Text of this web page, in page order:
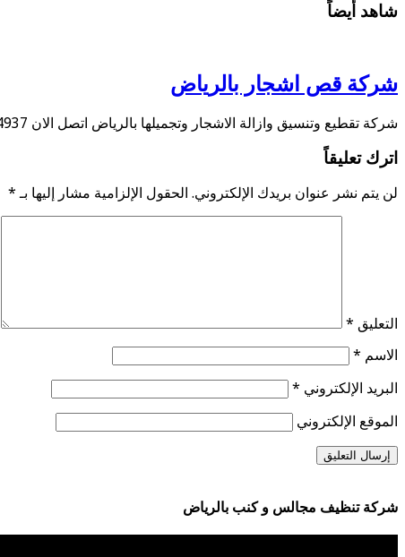
شاهد أيضاً
شركة قص اشجار بالرياض
شركة تقطيع وتنسيق وازالة الاشجار وتجميلها بالرياض اتصل الان 0534584937 تقدم شركتنا أفضل شركة قص …
اترك تعليقاً
لن يتم نشر عنوان بريدك الإلكتروني. الحقول الإلزامية مشار إليها بـ *
التعليق *
الاسم *
البريد الإلكتروني *
الموقع الإلكتروني
شركة تنظيف مجالس و كنب بالرياض